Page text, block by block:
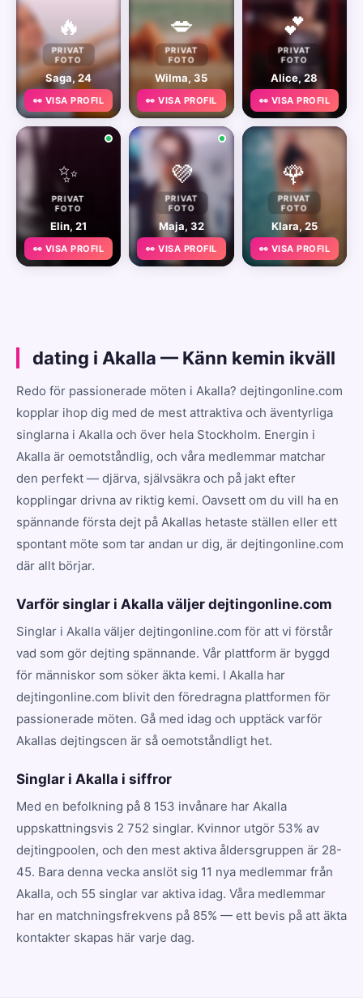
🔥
PRIVAT
FOTO
Saga, 24
👀 VISA PROFIL
💋
PRIVAT
FOTO
Wilma, 35
👀 VISA PROFIL
💕
PRIVAT
FOTO
Alice, 28
👀 VISA PROFIL
✨
PRIVAT
FOTO
Elin, 21
👀 VISA PROFIL
💜
PRIVAT
FOTO
Maja, 32
👀 VISA PROFIL
🌹
PRIVAT
FOTO
Klara, 25
👀 VISA PROFIL
dating i Akalla — Känn kemin ikväll
Redo för passionerade möten i Akalla? dejtingonline.com
kopplar ihop dig med de mest attraktiva och äventyrliga
singlarna i Akalla och över hela Stockholm. Energin i
Akalla är oemotståndlig, och våra medlemmar matchar
den perfekt — djärva, självsäkra och på jakt efter
kopplingar drivna av riktig kemi. Oavsett om du vill ha en
spännande första dejt på Akallas hetaste ställen eller ett
spontant möte som tar andan ur dig, är dejtingonline.com
där allt börjar.
Varför singlar i Akalla väljer dejtingonline.com
Singlar i Akalla väljer dejtingonline.com för att vi förstår
vad som gör dejting spännande. Vår plattform är byggd
för människor som söker äkta kemi. I Akalla har
dejtingonline.com blivit den föredragna plattformen för
passionerade möten. Gå med idag och upptäck varför
Akallas dejtingscen är så oemotståndligt het.
Singlar i Akalla i siffror
Med en befolkning på 8 153 invånare har Akalla
uppskattningsvis 2 752 singlar. Kvinnor utgör 53% av
dejtingpoolen, och den mest aktiva åldersgruppen är 28-
45. Bara denna vecka anslöt sig 11 nya medlemmar från
Akalla, och 55 singlar var aktiva idag. Våra medlemmar
har en matchningsfrekvens på 85% — ett bevis på att äkta
kontakter skapas här varje dag.